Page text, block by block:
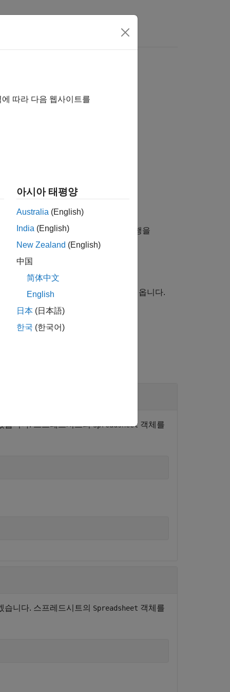
에서 인덱스 를 가진 행을
을 포함하는 행을 가져옵니다.
습니다. 스프레드시트의Spreadsheet 객체를
니다. 스프레드시트의 Spreadsheet 객체를
따라 다음 웹사이트를
아시아 태평양
Australia (English)
India (English)
New Zealand (English)
中国
简体中文
English
日本 (日本語)
한국 (한국어)